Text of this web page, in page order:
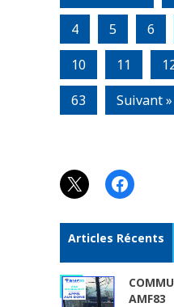
4
5 6
10
11
63
Suivant »
X
Articles Récents
AMF83